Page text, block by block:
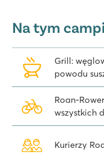
Na tym
Grill:
powodu
Roan-
wszystkich
Kurierzy